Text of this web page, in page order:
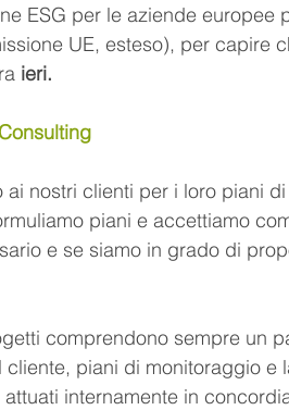
ESG per le aziende europee
UE, esteso), per capire
ieri.
nostri clienti per i loro piani
piani e accettiamo
e se siamo in grado di
comprendono sempre un
cliente, piani di monitoraggio e
internamente in